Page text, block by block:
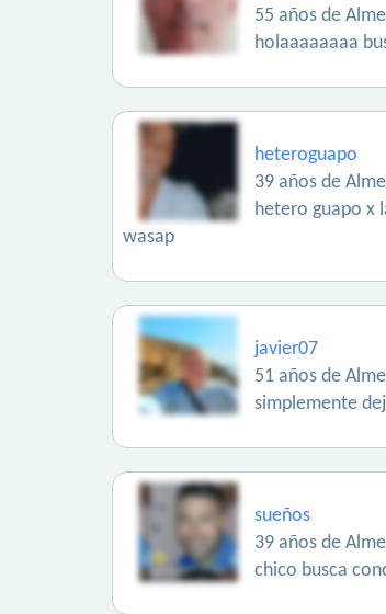
55 años de
holaaaaaaaa
heteroguapo
39 años de
hetero guapo x
wasap
javier07
51 años de
simplemente
sueños
39 años de
chico busca